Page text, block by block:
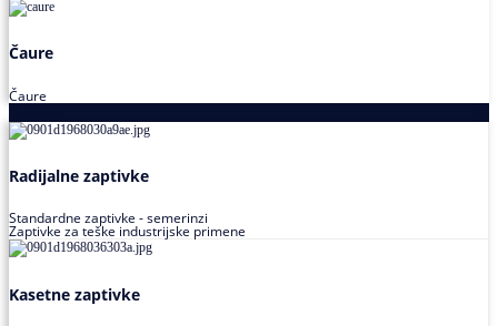
Čaure
Čaure
Radijalne zaptivke
Standardne zaptivke - semerinzi
Zaptivke za teške industrijske primene
Kasetne zaptivke